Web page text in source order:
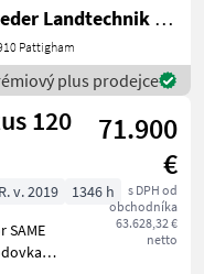
Hydrak
Flixeder Landtechnik GmbH
Pattigham
plus prodejce
120
71.900
€
s DPH od
obchodníka
63.628,32 €
netto
R. v. 2019
1346 h
SAME